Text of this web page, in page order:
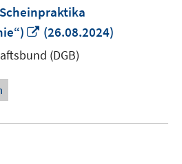
In
neuem
Fenster
(26.08.2024)
(DGB)